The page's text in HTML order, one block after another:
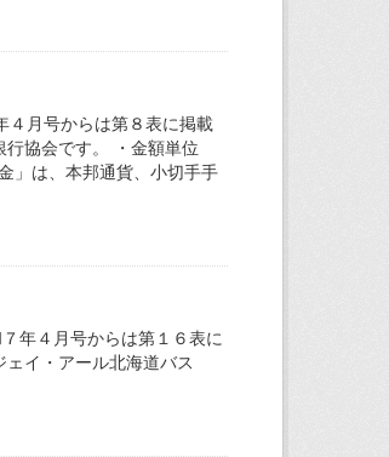
４月号からは第８表に掲載
協会です。 ・金額単位
」は、本邦通貨、小切手手
年４月号からは第１６表に
イ・アール北海道バス